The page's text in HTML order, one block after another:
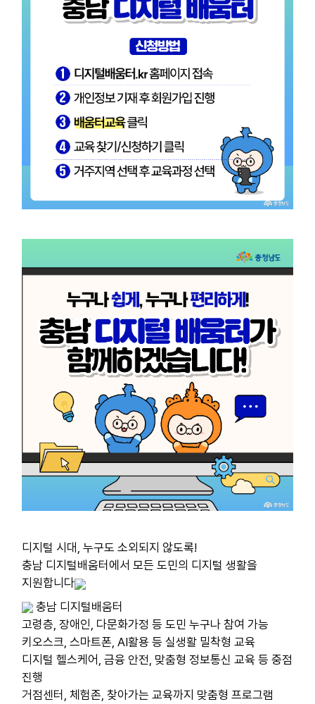
디지털 시대, 누구도 소외되지 않도록!
충남 디지털배움터에서 모든 도민의 디지털 생활을
지원합니다
충남 디지털배움터
고령층, 장애인, 다문화가정 등 도민 누구나 참여 가능
키오스크, 스마트폰, AI활용 등 실생활 밀착형 교육
디지털 헬스케어, 금융 안전, 맞춤형 정보통신 교육 등 중점
진행
거점센터, 체험존, 찾아가는 교육까지 맞춤형 프로그램